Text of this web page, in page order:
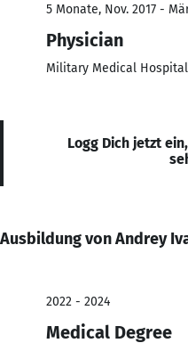
5 Monate, Nov. 2017 -
Physician
Military Medical Hospital
Logg Dich jetzt
Ausbildung von Andrey
2022 - 2024
Medical Degree